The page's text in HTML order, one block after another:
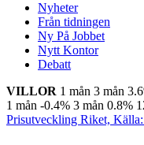
Nyheter
Från tidningen
Ny På Jobbet
Nytt Kontor
Debatt
VILLOR 1 mån 3 mån
1 mån -0.4% 3 mån 0.8%
Prisutveckling Riket,